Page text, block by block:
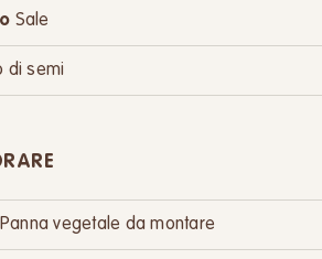
Sale
di semi
Panna vegetale da montare